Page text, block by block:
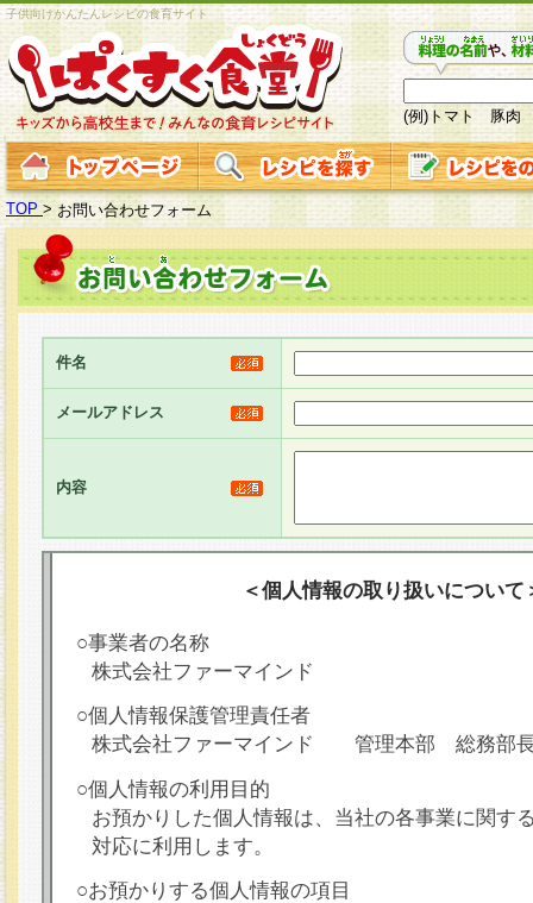
子供向けかんたんレシピの食育サイト
(例)トマト 豚肉
TOP > お問い合わせフォーム
件名
メールアドレス
内容
＜個人情報の取り扱いについて
○事業者の名称
株式会社ファーマインド
○個人情報保護管理責任者
株式会社ファーマインド 管理本部 総務部
○個人情報の利用目的
お預かりした個人情報は、当社の各事業に関す
対応に利用します。
○お預かりする個人情報の項目